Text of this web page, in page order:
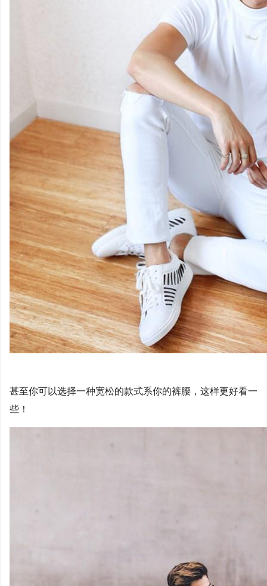
甚至你可以选择一种宽松的款式系你的裤腰，这样更好看一
些！